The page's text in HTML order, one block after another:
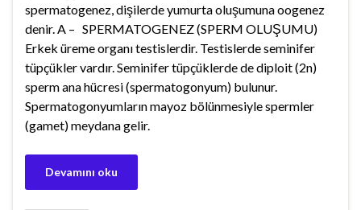
spermatogenez, dişilerde yumurta oluşumuna oogenez
denir. A – SPERMATOGENEZ (SPERM OLUŞUMU)
Erkek üreme organı testislerdir. Testislerde seminifer
tüpçükler vardır. Seminifer tüpçüklerde de diploit (2n)
sperm ana hücresi (spermatogonyum) bulunur.
Spermatogonyumların mayoz bölünmesiyle spermler
(gamet) meydana gelir.
Devamını oku